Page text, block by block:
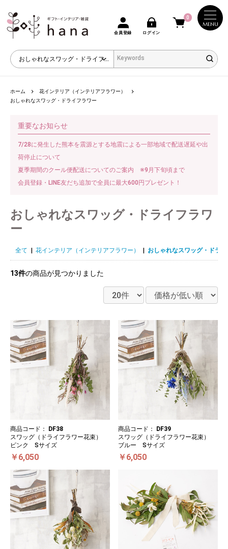
MENU
会員登録 ログイン
0
ホーム
花インテリア（インテリアフラワー）
おしゃれなスワッグ・ドライフラワー
重要なお知らせ
7/28に発生した熊本を震源とする地震による一部地域で配送遅延や出
荷停止について
夏季期間のクール便配送についてのご案内 ※9月下旬頃まで
会員登録・LINE友だち追加で全員に最大600円プレゼント！
おしゃれなスワッグ・ドライフラワ
ー
全て 花インテリア（インテリアフラワー） おしゃれなスワッグ・ドラ
13件の商品が見つかりました
商品コード：
DF38
スワッグ（ドライフラワー花束）
ピンク Sサイズ
￥6,050
商品コード：
DF39
スワッグ（ドライフラワー花束）
ブルー Sサイズ
￥6,050